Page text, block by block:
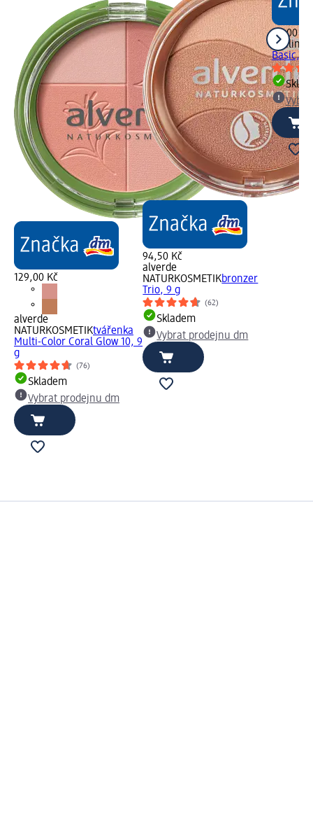
129,00 Kč
alverde
NATURKOSMETIKtvářenka
Multi-Color Coral Glow 10, 9
g
(76)
Skladem
Vybrat prodejnu dm
94,50 Kč
alverde
NATURKOSMETIKbronzer
Trio, 9 g
(62)
Skladem
Vybrat prodejnu dm
99,00 Kč
ebelin
Basic, 1